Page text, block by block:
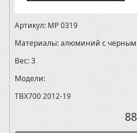
Артикул: MP 0319
Материалы:алюминий с
Вес:3
Модели:
TBX700 2012-19